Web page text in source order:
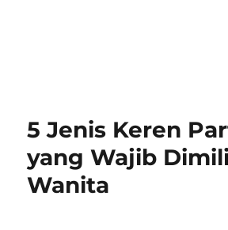
5 Jenis Keren
yang Wajib
Wanita